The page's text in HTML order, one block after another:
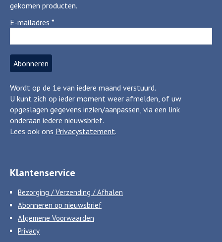
gekomen producten.
E-mailadres *
Wordt op de 1e van iedere maand verstuurd.
U kunt zich op ieder moment weer afmelden, of uw
opgeslagen gegevens inzien/aanpassen, via een link
onderaan iedere nieuwsbrief.
Lees ook ons Privacystatement.
Klantenservice
Bezorging / Verzending / Afhalen
Abonneren op nieuwsbrief
Algemene Voorwaarden
Privacy